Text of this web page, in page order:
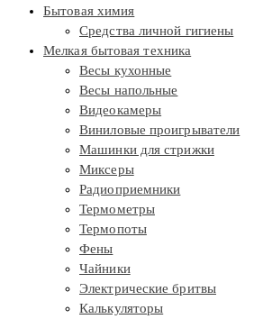
Бытовая химия
Средства личной гигиены
Мелкая бытовая техника
Весы кухонные
Весы напольные
Видеокамеры
Виниловые проигрыватели
Машинки для стрижки
Миксеры
Радиоприемники
Термометры
Термопоты
Фены
Чайники
Электрические бритвы
Калькуляторы